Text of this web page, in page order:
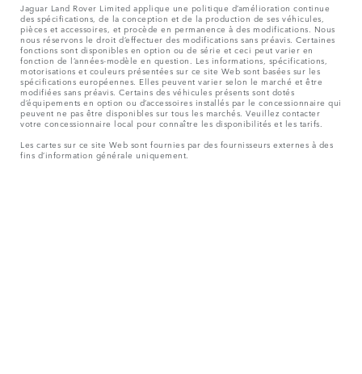
Jaguar Land Rover Limited applique une politique d’amélioration continue
des spécifications, de la conception et de la production de ses véhicules,
pièces et accessoires, et procède en permanence à des modifications. Nous
nous réservons le droit d’effectuer des modifications sans préavis. Certaines
fonctions sont disponibles en option ou de série et ceci peut varier en
fonction de l’années-modèle en question. Les informations, spécifications,
motorisations et couleurs présentées sur ce site Web sont basées sur les
spécifications européennes. Elles peuvent varier selon le marché et être
modifiées sans préavis. Certains des véhicules présents sont dotés
d’équipements en option ou d’accessoires installés par le concessionnaire qui
peuvent ne pas être disponibles sur tous les marchés. Veuillez contacter
votre concessionnaire local pour connaître les disponibilités et les tarifs.
Les cartes sur ce site Web sont fournies par des fournisseurs externes à des
fins d’information générale uniquement.